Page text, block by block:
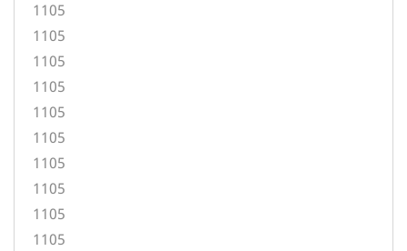
1105
1105
1105
1105
1105
1105
1105
1105
1105
1105